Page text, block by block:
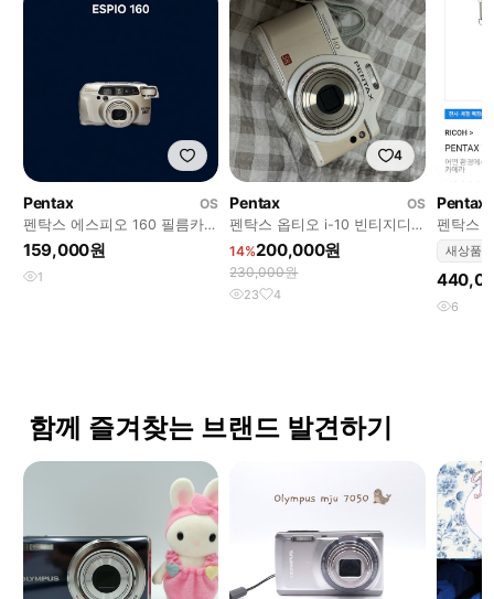
Pentax
OS
펜탁스 에스피오 160 필름카메
라
159,000원
1
4
Pentax
OS
펜탁스 옵티오 i-10 빈티지디
카
14%200,000원
230,000원
23 4
Pentax
펜탁스
90 신동
새상품
6
함께 즐겨찾는 브랜드 발견하기